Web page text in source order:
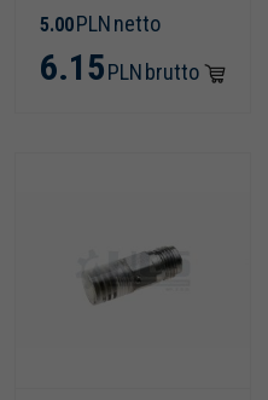
5.00PLNnetto
6.15PLNbrutto